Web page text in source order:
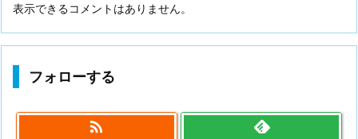
表示できるコメントはありません。
フォローする
